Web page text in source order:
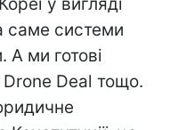
саме системи
А ми готові
Deal тощо.